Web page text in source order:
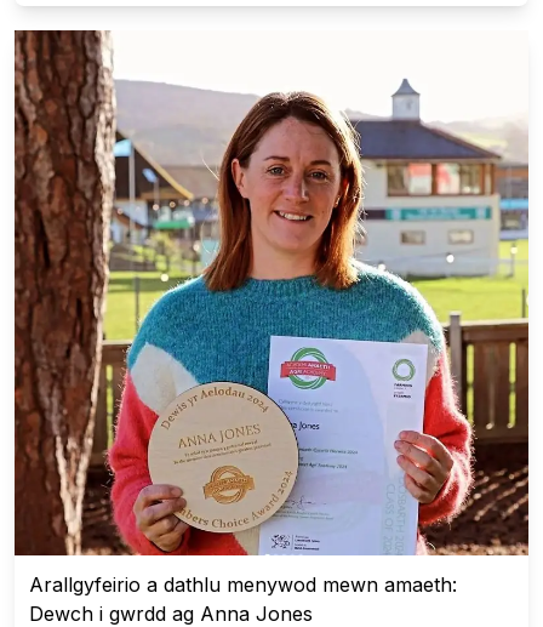
Arallgyfeirio a dathlu menywod mewn amaeth:
Dewch i gwrdd ag Anna Jones